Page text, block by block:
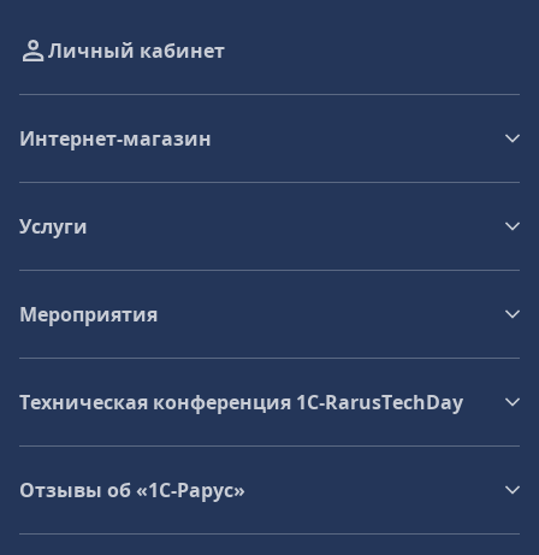
Личный кабинет
Интернет-магазин
Услуги
Мероприятия
Техническая конференция 1C‑RarusTechDay
Отзывы об «1С-Рарус»